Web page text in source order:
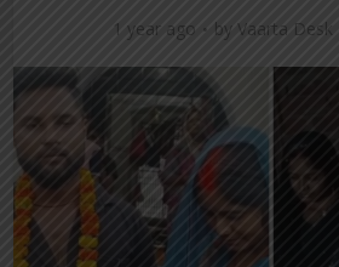
1 year ago by Vaarta Desk